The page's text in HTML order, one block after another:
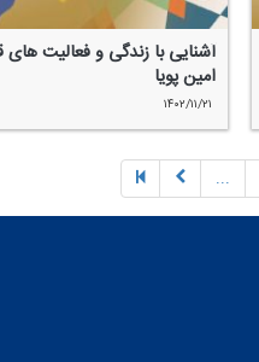
آشنایی با زندگی و فعالیت های
امین پویا
۱۴۰۲/۱۱/۲۱
...